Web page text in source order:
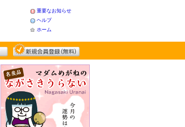
重要なお知らせ
ヘルプ
ホーム